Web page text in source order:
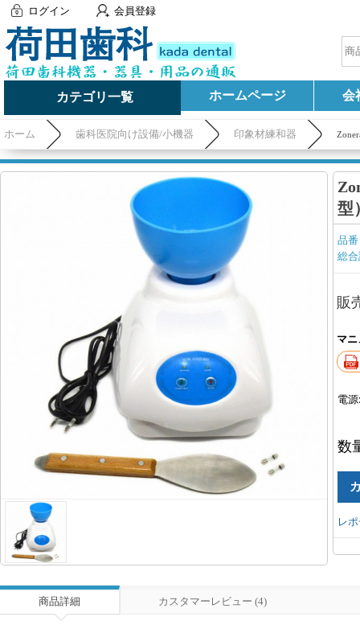
ログイン 会員登録
カテゴリ一覧 ホームページ 会
ホーム 歯科医院向け設備/小機器 印象材練和器
型
品
総
販
マ
電源:
数
レ
商品詳細 カスタマーレビュー (4)